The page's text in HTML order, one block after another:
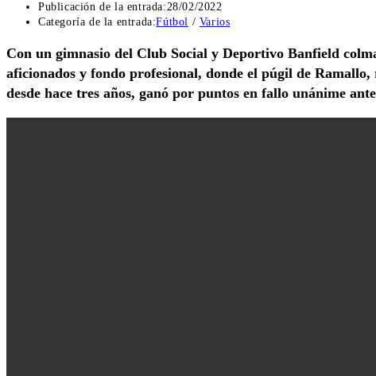
Publicación de la entrada:28/02/2022
Categoría de la entrada:Fútbol / Varios
Con un gimnasio del Club Social y Deportivo Banfield
aficionados y fondo profesional, donde el púgil de
desde hace tres años, ganó por puntos en fallo unánime